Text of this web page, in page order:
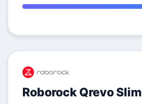
Roborock Qrevo Slim